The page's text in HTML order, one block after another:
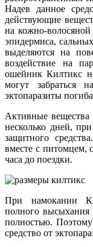
Надев данное
действующие
на кожно-
эпидермиса,
выделяются на
воздействие на
ошейник Килтикс
могут забраться
эктопаразиты
Активные вещества
несколько дней,
защитного
вместе с питомцем,
часа до поездки.
При намокании
полного высыхания
полностью.
средство от